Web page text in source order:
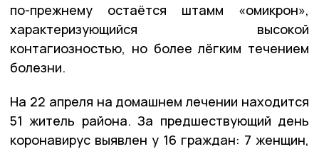
по-прежнему остаётся штамм «омикрон»,
характеризующийся высокой
контагиозностью, но более лёгким течением
болезни.
На 22 апреля на домашнем лечении находится
51 житель района. За предшествующий день
коронавирус выявлен у 16 граждан: 7 женщин,